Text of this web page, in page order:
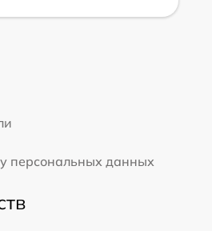
персональных данных